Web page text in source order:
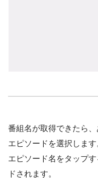
番組名が取得できたら
エピソードを選択します
エピソード名をタップ
ドされます。